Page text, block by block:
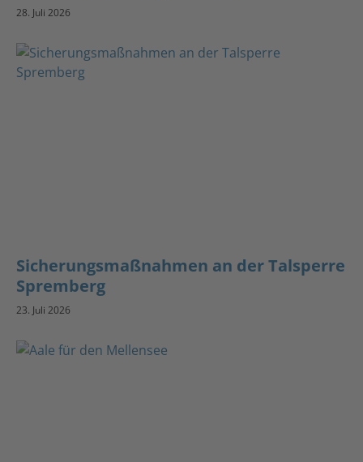
28. Juli 2026
Sicherungsmaßnahmen an der Talsperre
Spremberg
23. Juli 2026